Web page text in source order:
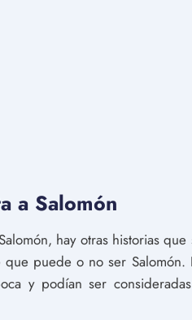
a Salomón
hay otras historias que
puede o no ser Salomón.
y podían ser